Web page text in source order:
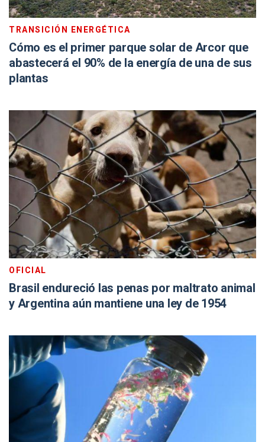
TRANSICIÓN ENERGÉTICA
Cómo es el primer parque solar de Arcor que
abastecerá el 90% de la energía de una de sus
plantas
OFICIAL
Brasil endureció las penas por maltrato animal
y Argentina aún mantiene una ley de 1954